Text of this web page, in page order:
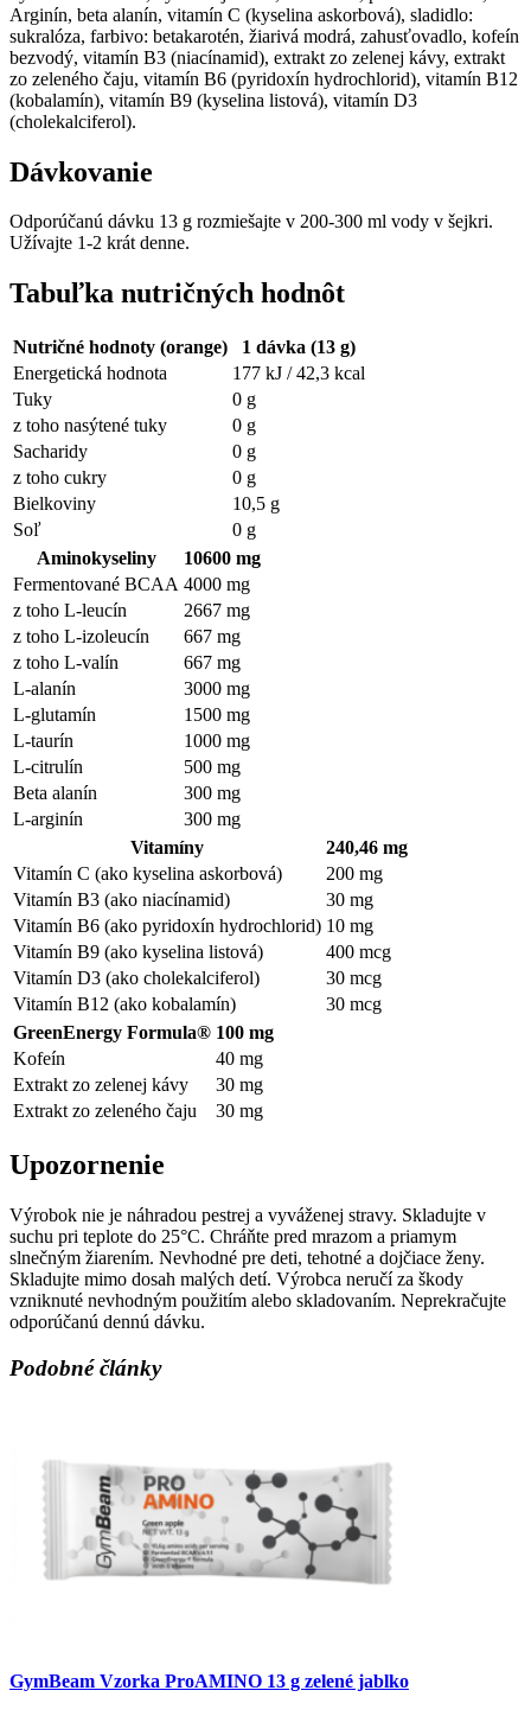
Arginín, beta alanín, vitamín C (kyselina askorbová), sladidlo:
sukralóza, farbivo: betakarotén, žiarivá modrá, zahusťovadlo, kofeín
bezvodý, vitamín B3 (niacínamid), extrakt zo zelenej kávy, extrakt
zo zeleného čaju, vitamín B6 (pyridoxín hydrochlorid), vitamín B12
(kobalamín), vitamín B9 (kyselina listová), vitamín D3
(cholekalciferol).
Dávkovanie
Odporúčanú dávku 13 g rozmiešajte v 200-300 ml vody v šejkri.
Užívajte 1-2 krát denne.
Tabuľka nutričných hodnôt
Nutričné hodnoty (orange)
1 dávka (13 g)
Energetická hodnota
177 kJ / 42,3 kcal
Tuky
0 g
z toho nasýtené tuky
0 g
Sacharidy
0 g
z toho cukry
0 g
Bielkoviny
10,5 g
Soľ
0 g
Aminokyseliny
10600 mg
Fermentované BCAA 4000 mg
z toho L-leucín
2667 mg
z toho L-izoleucín
667 mg
z toho L-valín
667 mg
L-alanín
3000 mg
L-glutamín
1500 mg
L-taurín
1000 mg
L-citrulín
500 mg
Beta alanín
300 mg
L-arginín
300 mg
Vitamíny
240,46 mg
Vitamín C (ako kyselina askorbová)
200 mg
Vitamín B3 (ako niacínamid)
30 mg
Vitamín B6 (ako pyridoxín hydrochlorid) 10 mg
Vitamín B9 (ako kyselina listová)
400 mcg
Vitamín D3 (ako cholekalciferol)
30 mcg
Vitamín B12 (ako kobalamín)
30 mcg
GreenEnergy Formula® 100 mg
Kofeín
40 mg
Extrakt zo zelenej kávy
30 mg
Extrakt zo zeleného čaju
30 mg
Upozornenie
Výrobok nie je náhradou pestrej a vyváženej stravy. Skladujte v
suchu pri teplote do 25°C. Chráňte pred mrazom a priamym
slnečným žiarením. Nevhodné pre deti, tehotné a dojčiace ženy.
Skladujte mimo dosah malých detí. Výrobca neručí za škody
vzniknuté nevhodným použitím alebo skladovaním. Neprekračujte
odporúčanú dennú dávku.
Podobné články
GymBeam Vzorka ProAMINO 13 g zelené jablko